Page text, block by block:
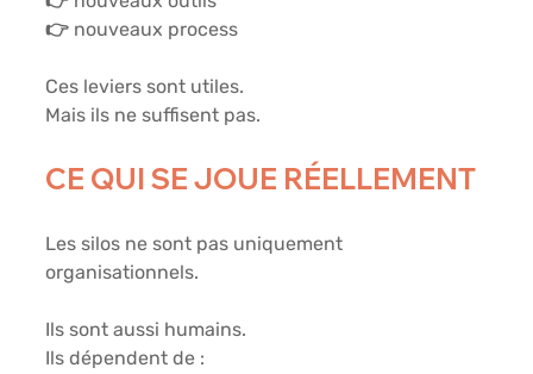
👉 nouveaux process
Ces leviers sont utiles.
Mais ils ne suffisent pas.
CE QUI SE JOUE RÉELLEMENT
Les silos ne sont pas uniquement
organisationnels.
Ils sont aussi humains.
Ils dépendent de :